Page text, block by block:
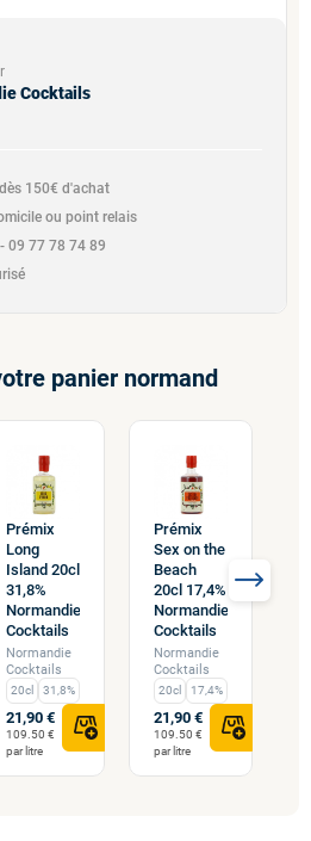
Cocktails
150€ d'achat
ou point relais
09 77 78 74 89
panier normand
Prémix
Long
Island 20cl
31,8%
Normandie
Cocktails
Normandie
Cocktails
20cl 31,8%
21,90 €
109.50 €
par litre
Prémix
Sex on the
Beach
20cl 17,4%
Normandie
Cocktails
Normandie
Cocktails
20cl 17,4%
21,90 €
109.50 €
par litre